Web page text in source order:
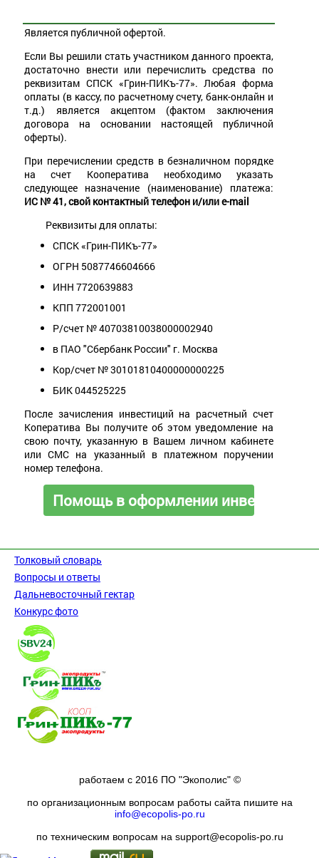
Является публичной офертой.
Если Вы решили стать участником данного проекта,
достаточно внести или перечислить средства по
реквизитам СПСК «Грин-ПИКъ-77». Любая форма
оплаты (в кассу, по расчетному счету, банк-онлайн и
т.д.) является акцептом (фактом заключения
договора на основании настоящей публичной
оферты).
При перечислении средств в безналичном порядке
на счет Кооператива необходимо указать
следующее назначение (наименование) платежа:
ИС № 41, свой контактный телефон и/или e-mail
Реквизиты для оплаты:
СПСК «Грин-ПИКъ-77»
ОГРН 5087746604666
ИНН 7720639883
КПП 772001001
Р/счет № 40703810038000002940
в ПАО "Сбербанк России" г. Москва
Кор/счет № 30101810400000000225
БИК 044525225
После зачисления инвестиций на расчетный счет
Коператива Вы получите об этом уведомление на
свою почту, указанную в Вашем личном кабинете
или СМС на указанный в платежном поручении
номер телефона.
Помощь в оформлении
Толковый словарь
Вопросы и ответы
Дальневосточный гектар
Конкурс фото
работаем с 2016 ПО "Экополис" ©
по организационным вопросам работы сайта пишите на
info@ecopolis-po.ru
по техническим вопросам на support@ecopolis-po.ru